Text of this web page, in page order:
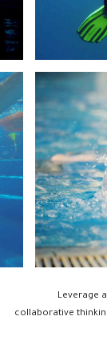
Leverage
collaborative